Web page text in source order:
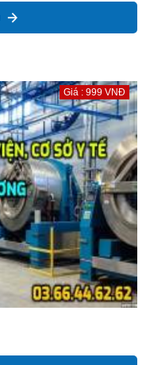
Giá : 999 VNĐ